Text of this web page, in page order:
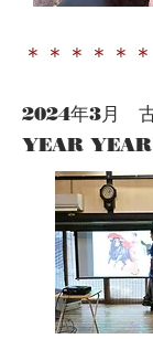
＊＊＊＊＊
​2024年3月 古
YEAR